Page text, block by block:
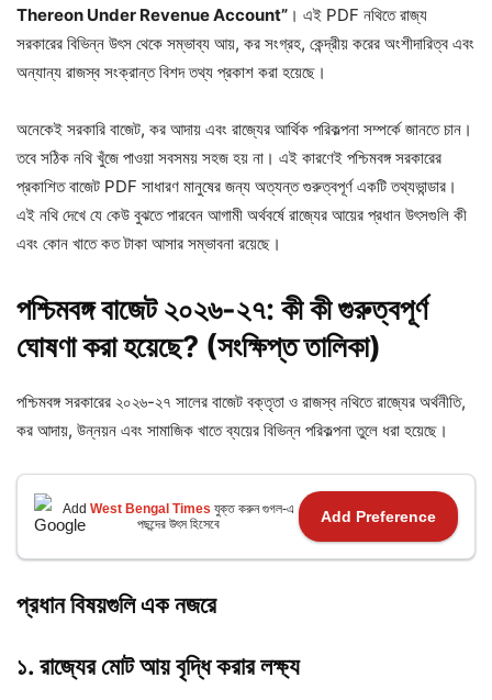
Thereon Under Revenue Account” । এই PDF নথিতে রাজ্য
সরকারের বিভিন্ন উৎস থেকে সম্ভাব্য আয়, কর সংগ্রহ, কেন্দ্রীয় করের অংশীদারিত্ব এবং
অন্যান্য রাজস্ব সংক্রান্ত বিশদ তথ্য প্রকাশ করা হয়েছে।
অনেকেই সরকারি বাজেট, কর আদায় এবং রাজ্যের আর্থিক পরিকল্পনা সম্পর্কে জানতে চান।
তবে সঠিক নথি খুঁজে পাওয়া সবসময় সহজ হয় না। এই কারণেই পশ্চিমবঙ্গ সরকারের
প্রকাশিত বাজেট PDF সাধারণ মানুষের জন্য অত্যন্ত গুরুত্বপূর্ণ একটি তথ্যভান্ডার।
এই নথি দেখে যে কেউ বুঝতে পারবেন আগামী অর্থবর্ষে রাজ্যের আয়ের প্রধান উৎসগুলি কী
এবং কোন খাতে কত টাকা আসার সম্ভাবনা রয়েছে।
পশ্চিমবঙ্গ বাজেট ২০২৬-২৭: কী কী গুরুত্বপূর্ণ
ঘোষণা করা হয়েছে? (সংক্ষিপ্ত তালিকা)
পশ্চিমবঙ্গ সরকারের ২০২৬-২৭ সালের বাজেট বক্তৃতা ও রাজস্ব নথিতে রাজ্যের অর্থনীতি,
কর আদায়, উন্নয়ন এবং সামাজিক খাতে ব্যয়ের বিভিন্ন পরিকল্পনা তুলে ধরা হয়েছে।
Add West Bengal Times যুক্ত করুন গুগল-এ
পছন্দের উৎস হিসেবে
Add Preference
প্রধান বিষয়গুলি এক নজরে
১. রাজ্যের মোট আয় বৃদ্ধি করার লক্ষ্য